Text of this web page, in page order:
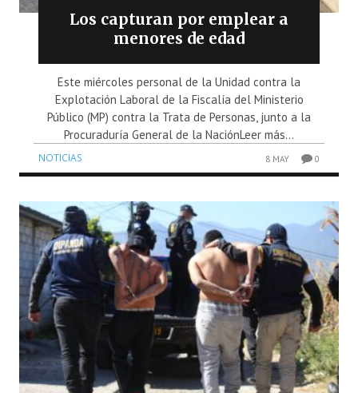
Los capturan por emplear a
menores de edad
Este miércoles personal de la Unidad contra la
Explotación Laboral de la Fiscalía del Ministerio
Público (MP) contra la Trata de Personas, junto a la
Procuraduría General de la NaciónLeer más...
NOTICIAS 8 MAY 0